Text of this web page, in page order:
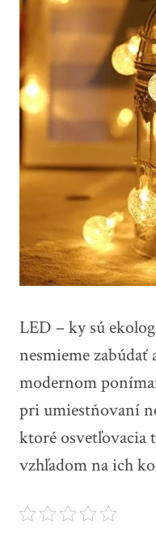
LED – ky sú
nesmieme
modernom
pri umiestňovaní
ktoré osvetľovacia
vzhľadom na ich